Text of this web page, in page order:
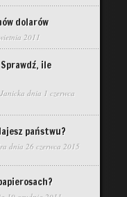
dolarów
2011
ile
dnia 1 czerwca
państwu?
dnia 26 czerwca 2015